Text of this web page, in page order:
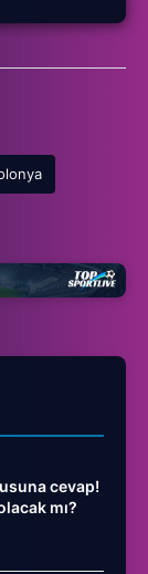
cevap!
mı?